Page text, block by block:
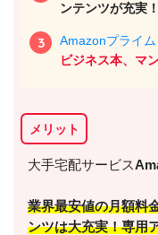
ンテンツが充実！
Amazonプライム
ビジネス本、マ
メリット
大手宅配サービス
業界最安値の月額料
ンツは大充実！専用